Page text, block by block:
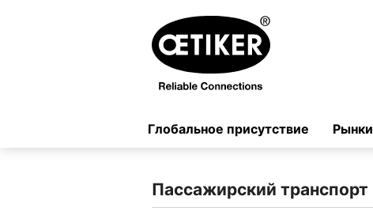
Глобальное присутствие Рынки
Пассажирский транспорт